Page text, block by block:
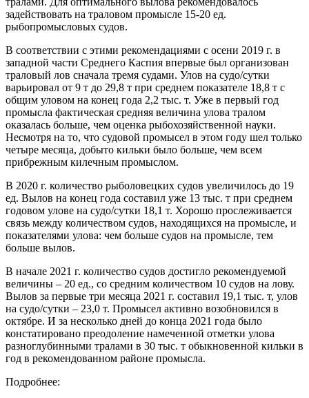
задействовать на траловом промысле 15-20 ед.
рыбопромысловых судов.
В соответствии с этими рекомендациями с осени 2019 г. в
западной части Среднего Каспия впервые был организован
траловый лов сначала тремя судами. Улов на судо/сутки
варьировал от 9 т до 29,8 т при среднем показателе 18,8 т с
общим уловом на конец года 2,2 тыс. т. Уже в первый год
промысла фактическая средняя величина улова тралом
оказалась больше, чем оценка рыбохозяйственной науки.
Несмотря на то, что судовой промысел в этом году шел только
четыре месяца, добыто кильки было больше, чем всем
прибрежным килечным промыслом.
В 2020 г. количество рыболовецких судов увеличилось до 19
ед. Вылов на конец года составил уже 13 тыс. т при среднем
годовом улове на судо/сутки 18,1 т. Хорошо прослеживается
связь между количеством судов, находящихся на промысле, и
показателями улова: чем больше судов на промысле, тем
больше вылов.
В начале 2021 г. количество судов достигло рекомендуемой
величины – 20 ед., со средним количеством 10 судов на лову.
Вылов за первые три месяца 2021 г. составил 19,1 тыс. т, улов
на судо/сутки – 23,0 т. Промысел активно возобновился в
октябре. И за несколько дней до конца 2021 года было
констатировано преодоление намеченной отметки улова
разноглубинными тралами в 30 тыс. т обыкновенной кильки в
год в рекомендованном районе промысла.
Подробнее: